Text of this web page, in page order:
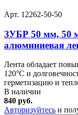
Арт. 12262-50-50
ЗУБР 50 мм, 50
алюминиевая
Лента обладает
120°С и
герметизацию и
В наличии
840 руб.
Авторизуйтесь и